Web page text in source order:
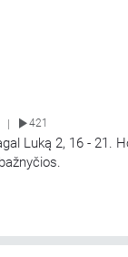
| 421
Luką 2, 16 - 21.